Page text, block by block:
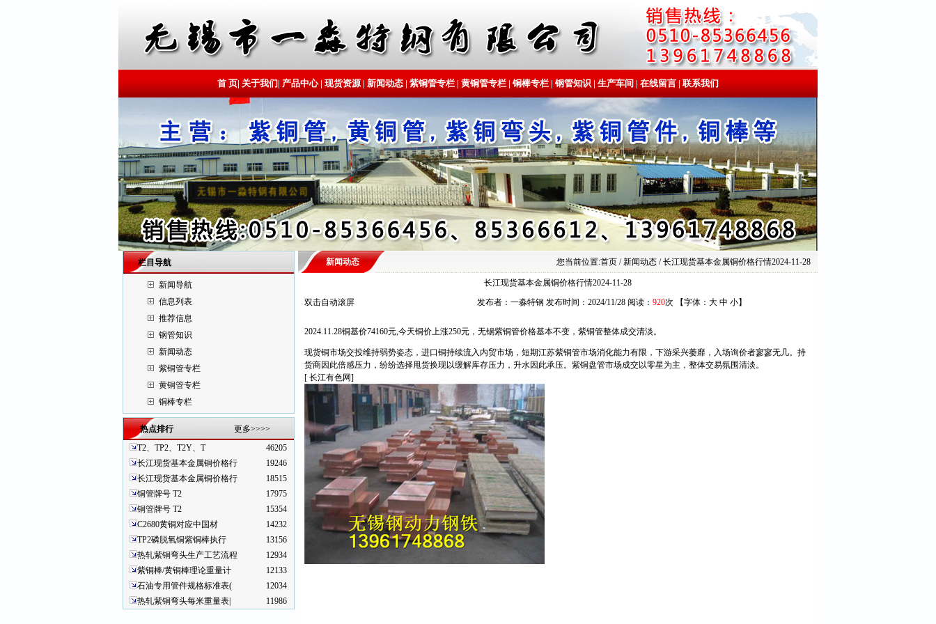
首 页| 关于我们| 产品中心| 现货资源| 新闻动态 | 紫铜管专栏 | 黄铜管专栏 | 铜棒专栏 | 钢管知识 | 生产车间 | 在线留言 | 联系我们
栏目导航
新闻导航
信息列表
推荐信息
钢管知识
新闻动态
紫铜管专栏
黄铜管专栏
铜棒专栏
热点排行
更多>>>>
T2、TP2、T2Y、T
46205
长江现货基本金属铜价格行
19246
长江现货基本金属铜价格行
18515
铜管牌号 T2
17975
铜管牌号 T2
15354
C2680黄铜对应中国材
14232
TP2磷脱氧铜紫铜棒执行
13156
热轧紫铜弯头生产工艺流程
12934
紫铜棒/黄铜棒理论重量计
12133
石油专用管件规格标准表(
12034
热轧紫铜弯头每米重量表|
11986
新闻动态 您当前位置:首页 / 新闻动态 / 长江现货基本金属铜价格行情2024-11-28
长江现货基本金属铜价格行情2024-11-28
双击自动滚屏
发布者：一淼特钢 发布时间：2024/11/28 阅读： 920次 【字体： 大 中 小】
2024.11.28铜基价74160元,今天铜价上涨250元， 无锡紫铜管价格基本不变， 紫铜管整体成交清淡。
现货铜市场交投维持弱势姿态，进口铜持续流入内贸市场，短期江苏紫铜管市场消化能力有限，下游采兴萎靡，入场询价者寥寥无几。持
货商因此倍感压力，纷纷选择甩货换现以缓解库存压力，升水因此承压。 紫铜盘管市场成交以零星为主，整体交易氛围清淡。
[ 长江有色网]